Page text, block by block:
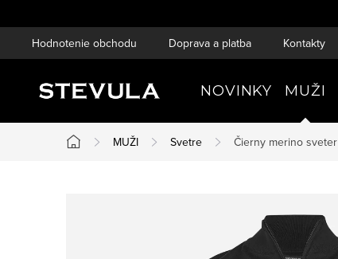
na
Hodnotenie obchodu Doprava a platba Kontakty
NOVINKY MUŽI
Domov
MUŽI Svetre Čierny merino sveter